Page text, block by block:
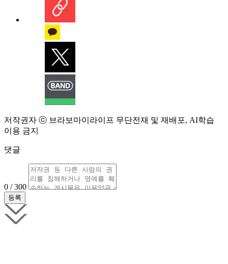
저작권자 ⓒ 브라보마이라이프 무단전재 및 재배포, AI학습
이용 금지
댓글
0 / 300